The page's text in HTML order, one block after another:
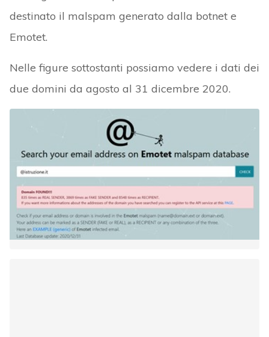
destinato il malspam generato dalla botnet e
Emotet.
Nelle figure sottostanti possiamo vedere i dati dei
due domini da agosto al 31 dicembre 2020.